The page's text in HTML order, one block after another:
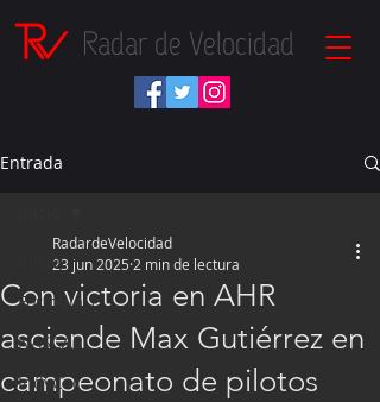
Radar de Velocidad
Entrada
Inicio
Fórmula 1
NASCAR
IndyCar
Con victoria en AHR
asciende Max Gutiérrez en
campeonato de pilotos
RadardeVelocidad
23 jun 2025 2 min de lectura